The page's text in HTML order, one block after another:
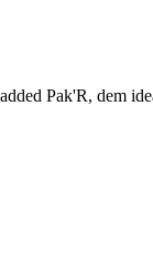
Pak'R, dem